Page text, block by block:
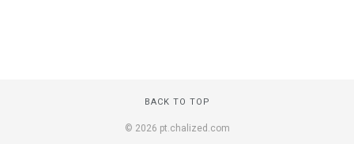
BACK TO TOP
© 2026 pt.chalized.com